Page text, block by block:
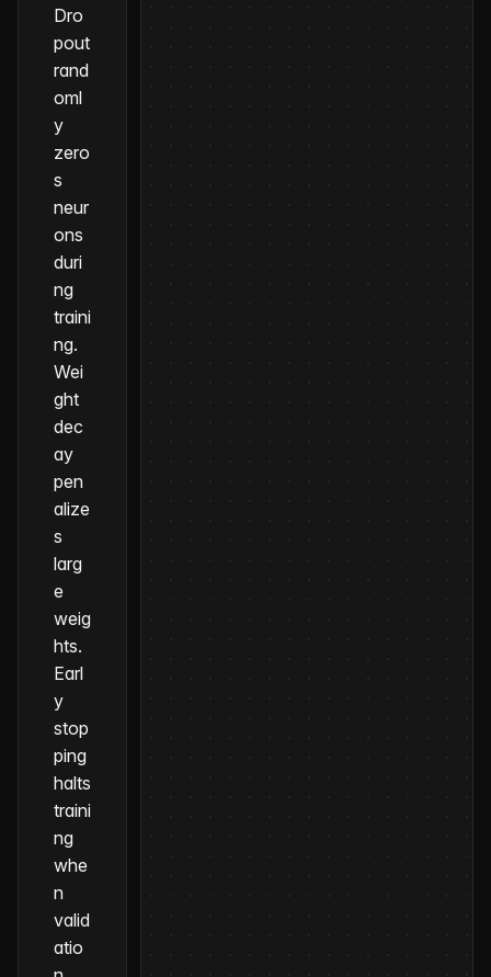
Dro
pout
rand
oml
y
zero
s
neur
ons
duri
ng
traini
ng.
Wei
ght
dec
ay
pen
alize
s
larg
e
weig
hts.
Earl
y
stop
ping
halts
traini
ng
whe
n
valid
atio